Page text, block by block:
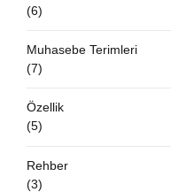
(6)
Muhasebe Terimleri
(7)
Özellik
(5)
Rehber
(3)